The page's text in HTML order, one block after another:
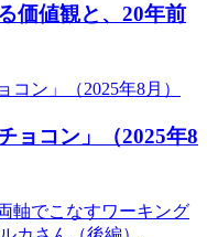
価値観と、20年前
ョコン」（2025年8